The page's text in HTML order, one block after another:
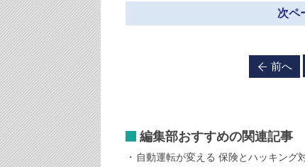
次ペ
前へ
編集部おすすめの関連記事
自動運転が変える 保険とハッキング